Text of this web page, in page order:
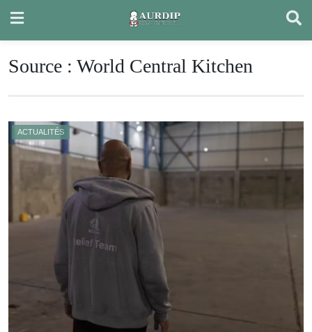
content
Source : World Central Kitchen
ACTUALITÉS